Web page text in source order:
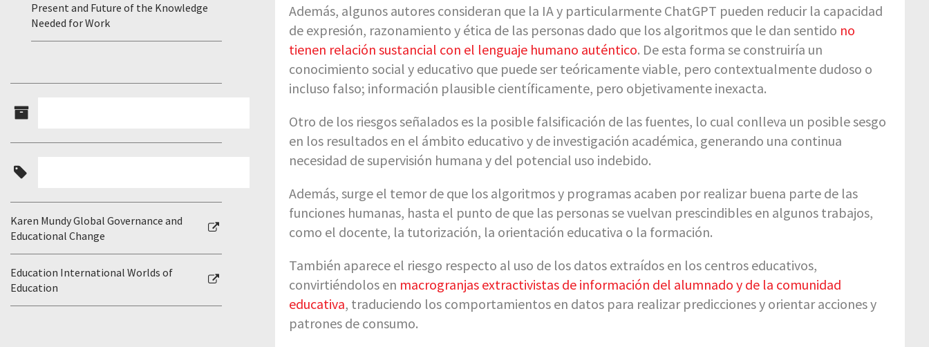
Además, algunos autores consideran que la IA y particularmente ChatGPT pueden reducir la capacidad
de expresión, razonamiento y ética de las personas dado que los algoritmos que le dan sentido no
tienen relación sustancial con el lenguaje humano auténtico. De esta forma se construiría un
conocimiento social y educativo que puede ser teóricamente viable, pero contextualmente dudoso o
incluso falso; información plausible científicamente, pero objetivamente inexacta.
Otro de los riesgos señalados es la posible falsificación de las fuentes, lo cual conlleva un posible sesgo
en los resultados en el ámbito educativo y de investigación académica, generando una continua
necesidad de supervisión humana y del potencial uso indebido.
Además, surge el temor de que los algoritmos y programas acaben por realizar buena parte de las
funciones humanas, hasta el punto de que las personas se vuelvan prescindibles en algunos trabajos,
como el docente, la tutorización, la orientación educativa o la formación.
También aparece el riesgo respecto al uso de los datos extraídos en los centros educativos,
convirtiéndolos en macrogranjas extractivistas de información del alumnado y de la comunidad
educativa, traduciendo los comportamientos en datos para realizar predicciones y orientar acciones y
patrones de consumo.
Present and Future of the Knowledge
Needed for Work
Karen Mundy Global Governance and
Educational Change
Education International Worlds of
Education